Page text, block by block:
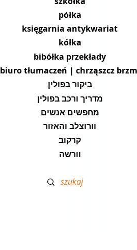
półka
księgarnia antykwariat
kółka
bibółka przekłady
biuro tłumaczeń | chrząszcz
ביקור בפולין
מדריך ורכב בפולין
מחפשים אנשים
וורוצלב והאזור
קרקוב
וורשה